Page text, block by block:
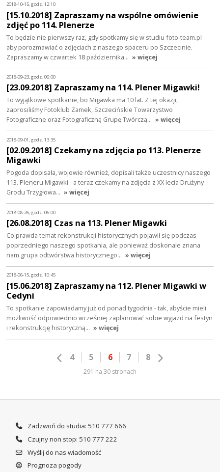
2018-10-15, godz. 12:10
[15.10.2018] Zapraszamy na wspólne omówienie
zdjęć po 114. Plenerze
To będzie nie pierwszy raz, gdy spotkamy się w studiu foto-team.pl
aby porozmawiać o zdjęciach z naszego spaceru po Szczecinie.
Zapraszamy w czwartek 18 października… » więcej
2018-09-23, godz. 06:00
[23.09.2018] Zapraszamy na 114. Plener Migawki!
To wyjątkowe spotkanie, bo Migawka ma 10 lat. Z tej okazji,
zaprosiliśmy Fotoklub Zamek, Szczecińskie Towarzystwo
Fotograficzne oraz Fotograficzną Grupę Twórczą… » więcej
2018-09-01, godz. 13:35
[02.09.2018] Czekamy na zdjęcia po 113. Plenerze
Migawki
Pogoda dopisała, wojowie również, dopisali także uczestnicy naszego
113. Pleneru Migawki - a teraz czekamy na zdjęcia z XX lecia Drużyny
Grodu Trzygłowa… » więcej
2018-08-26, godz. 06:00
[26.08.2018] Czas na 113. Plener Migawki
Co prawda temat rekonstrukcji historycznych pojawił się podczas
poprzedniego naszego spotkania, ale ponieważ doskonale znana
nam grupa odtwórstwa historycznego… » więcej
2018-06-15, godz. 10:45
[15.06.2018] Zapraszamy na 112. Plener Migawki w
Cedyni
To spotkanie zapowiadamy już od ponad tygodnia - tak, abyście mieli
możliwość odpowiednio wcześniej zaplanować sobie wyjazd na festyn
i rekonstrukcję historyczną… » więcej
4 5 6 7 8
291 na 30 stronach
Zadzwoń do studia: 510 777 666
Czujny non stop: 510 777 222
Wyślij do nas wiadomość
Prognoza pogody